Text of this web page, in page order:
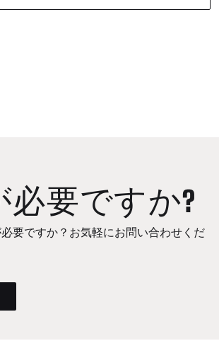
必要ですか?
要ですか？お気軽にお問い合わせくだ